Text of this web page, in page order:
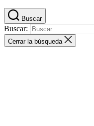
Buscar
Buscar:
Cerrar la búsqueda